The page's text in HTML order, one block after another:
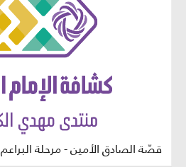
قصّة الصادق الأمين - مرحلة البراعم